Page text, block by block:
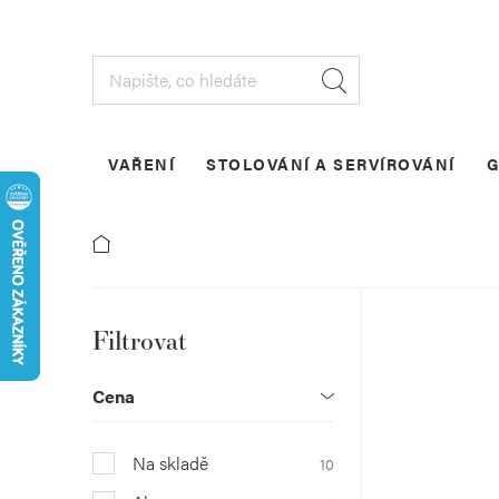
VAŘENÍ STOLOVÁNÍ A SERVÍROVÁNÍ
P
o
s
t
Cena
Na skladě 10